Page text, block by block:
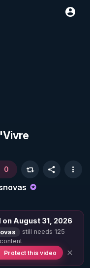
0
August 31, 2026
still needs 125
Protect this video